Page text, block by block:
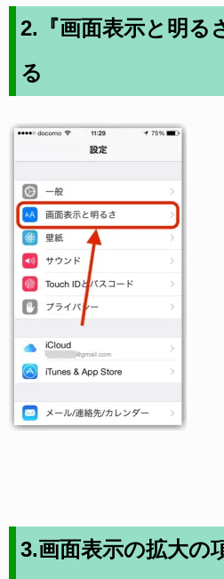
2.『画面表示と明る
る
3.画面表示の拡大の